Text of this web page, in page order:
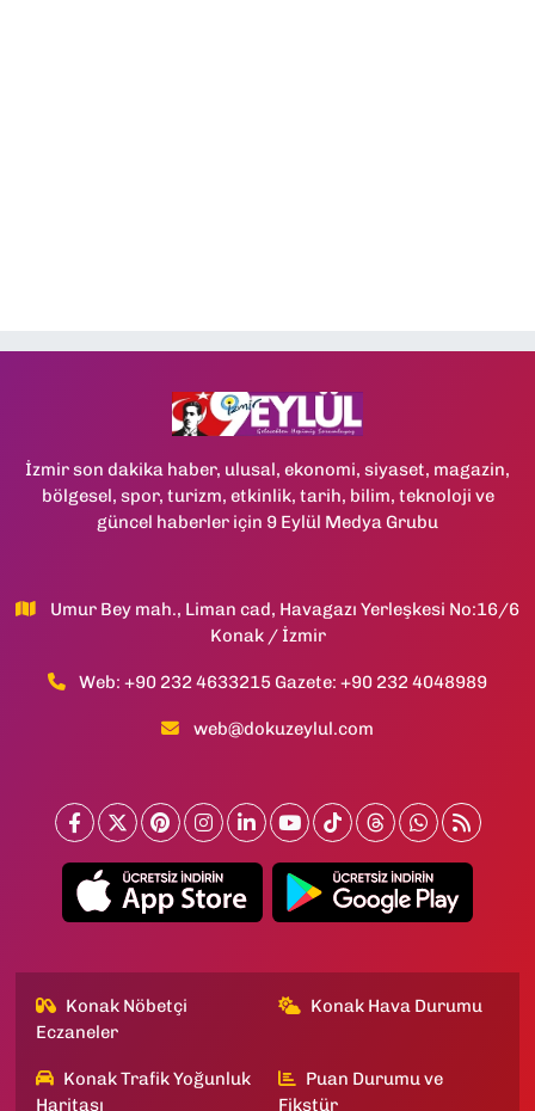
İzmir son dakika haber, ulusal, ekonomi, siyaset, magazin,
bölgesel, spor, turizm, etkinlik, tarih, bilim, teknoloji ve
güncel haberler için 9 Eylül Medya Grubu
Umur Bey mah., Liman cad, Havagazı Yerleşkesi No:16/6
Konak / İzmir
Web: +90 232 4633215 Gazete: +90 232 4048989
web@dokuzeylul.com
Konak Nöbetçi
Eczaneler
Konak Hava Durumu
Konak Trafik Yoğunluk
Haritası
Puan Durumu ve
Fikstür